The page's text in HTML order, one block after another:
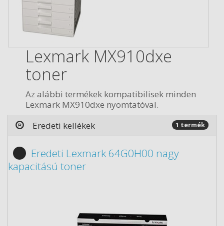
Lexmark MX910dxe
toner
Az alábbi termékek kompatibilisek minden
Lexmark MX910dxe nyomtatóval.
Eredeti kellékek
1 termék
Eredeti Lexmark 64G0H00 nagy
kapacitású toner